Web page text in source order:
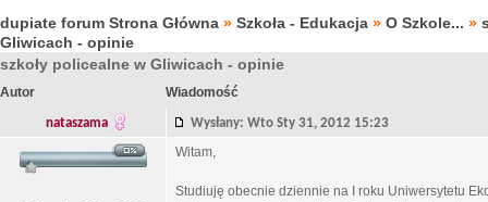
dupiate forum Strona Główna » Szkoła - Edukacja » O Szkole... »
Gliwicach - opinie
szkoły policealne w Gliwicach - opinie
Autor Wiadomość
nataszama Wysłany: Wto Sty 31, 2012 15:23
Witam,
Studiuję obecnie dziennie na I roku Uniwersytetu